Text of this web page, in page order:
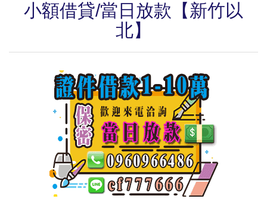
小額借貸/當日放款【新竹以
北】